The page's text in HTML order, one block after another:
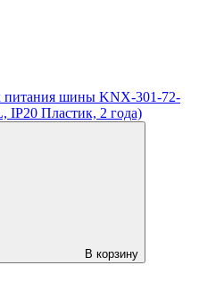
шины KNX-301-72-
Пластик, 2 года)
В корзину